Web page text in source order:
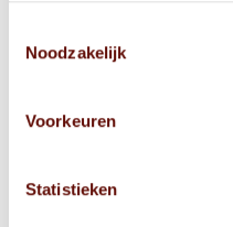
Noodzakelijk
Voorkeuren
Statistieken